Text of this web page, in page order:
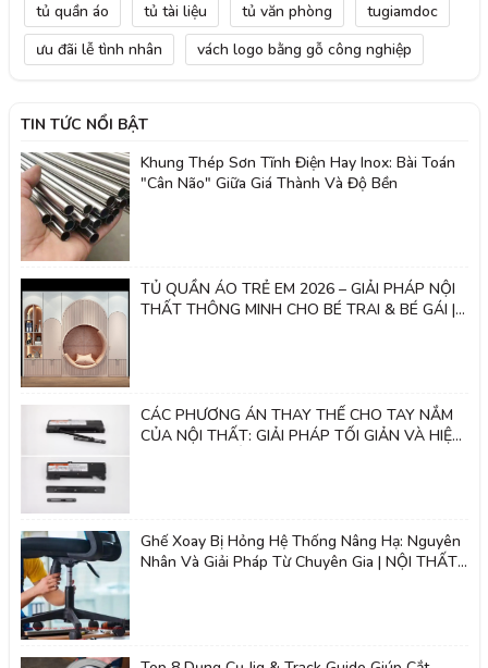
tủ quần áo
tủ tài liệu tủ văn phòng
tugiamdoc
ưu đãi lễ tình nhân
vách logo bằng gỗ công nghiệp
TIN TỨC NỔI BẬT
Khung Thép Sơn Tĩnh Điện Hay Inox: Bài Toán
"Cân Não" Giữa Giá Thành Và Độ Bền
TỦ QUẦN ÁO TRẺ EM 2026 – GIẢI PHÁP NỘI
THẤT THÔNG MINH CHO BÉ TRAI & BÉ GÁI |
CÁC PHƯƠNG ÁN THAY THẾ CHO TAY NẮM
CỦA NỘI THẤT: GIẢI PHÁP TỐI GIẢN VÀ HIỆN
Ghế Xoay Bị Hỏng Hệ Thống Nâng Hạ: Nguyên
Nhân Và Giải Pháp Từ Chuyên Gia | NỘI THẤT